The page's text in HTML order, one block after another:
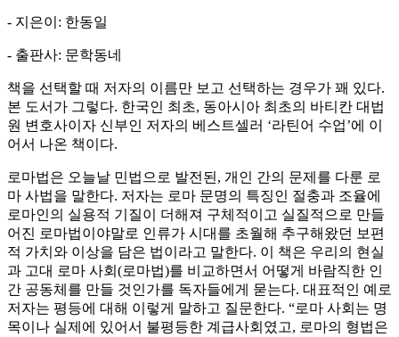
- 지은이: 한동일
- 출판사: 문학동네
책을 선택할 때 저자의 이름만 보고 선택하는 경우가 꽤 있다.
본 도서가 그렇다. 한국인 최초, 동아시아 최초의 바티칸 대법
원 변호사이자 신부인 저자의 베스트셀러 ‘라틴어 수업’에 이
어서 나온 책이다.
로마법은 오늘날 민법으로 발전된, 개인 간의 문제를 다룬 로
마 사법을 말한다. 저자는 로마 문명의 특징인 절충과 조율에
로마인의 실용적 기질이 더해져 구체적이고 실질적으로 만들
어진 로마법이야말로 인류가 시대를 초월해 추구해왔던 보편
적 가치와 이상을 담은 법이라고 말한다. 이 책은 우리의 현실
과 고대 로마 사회(로마법)를 비교하면서 어떻게 바람직한 인
간 공동체를 만들 것인가를 독자들에게 묻는다. 대표적인 예로
저자는 평등에 대해 이렇게 말하고 질문한다. “로마 사회는 명
목이나 실제에 있어서 불평등한 계급사회였고, 로마의 형법은